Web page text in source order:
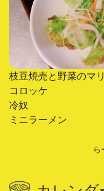
枝豆焼売と野菜のマ
コロッケ
冷奴
ミニラーメン
ら